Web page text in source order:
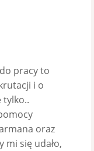
pracy to
i o
tylko..
oraz
mi się udało,